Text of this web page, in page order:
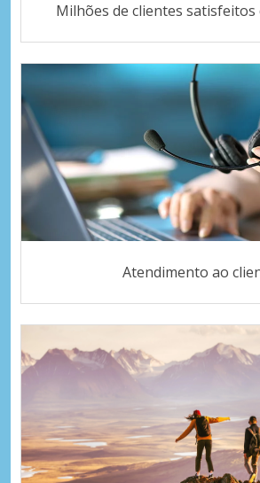
Milhões de clientes satisfeitos
Atendimento ao